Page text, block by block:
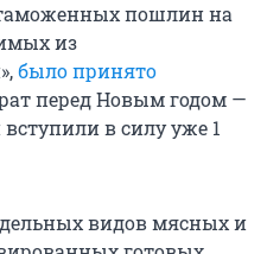
пошлин на
из
было принято
перед Новым годом —
в силу уже 1
видов мясных и